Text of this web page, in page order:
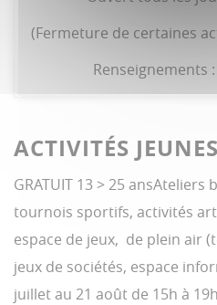
(Fermeture de certaines
Renseignements
ACTIVITÉS
GRATUIT 13 > 25 ansAteliers
tournois sportifs, activités
espace de jeux, de plein air
jeux de sociétés, espace
juillet au 21 août de 15h à 19h